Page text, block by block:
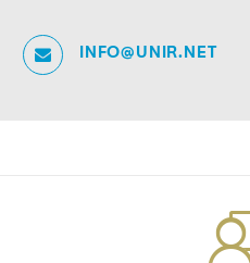
INFO@UNIR.NET